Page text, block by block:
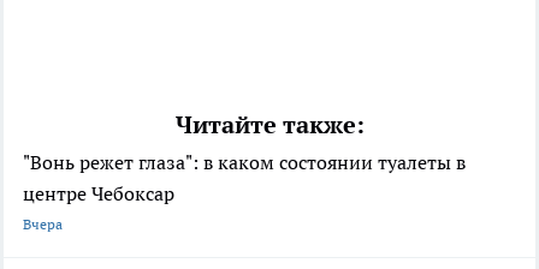
Читайте также:
"Вонь режет глаза": в каком состоянии туалеты в
центре Чебоксар
Вчера